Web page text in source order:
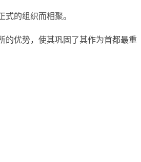
的组织而相聚。
的优势，使其巩固了其作为首都最重